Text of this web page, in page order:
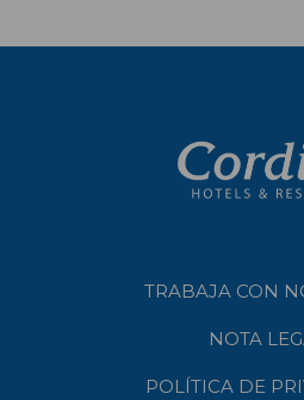
TRABAJA CON
NOTA
POLÍTICA DE